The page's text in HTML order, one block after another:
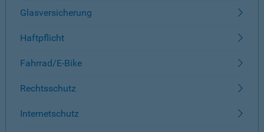
Glasversicherung
Haftpflicht
Fahrrad/E-Bike
Rechtsschutz
Internetschutz